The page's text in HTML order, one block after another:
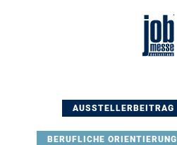
AUSSTELLERBEITRAG
BERUFLICHE ORIENTIERUNG